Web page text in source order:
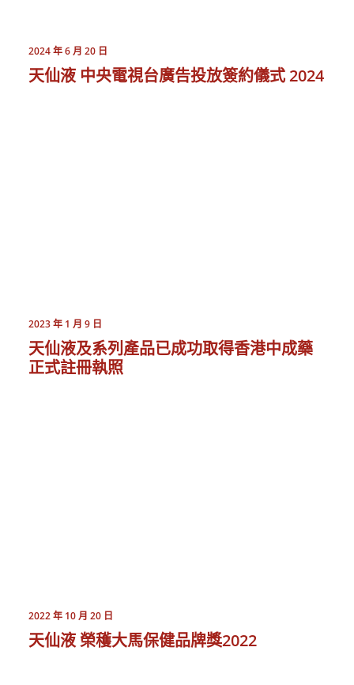
2024 年 6 月 20 日
天仙液 中央電視台廣告投放簽約儀式 2024
2023 年 1 月 9 日
天仙液及系列產品已成功取得香港中成藥
正式註冊執照
2022 年 10 月 20 日
天仙液 榮穫大馬保健品牌獎2022